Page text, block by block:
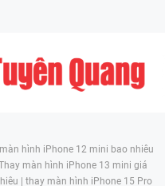
hình iPhone 12 mini bao nhiêu
màn hình iPhone 13 mini giá
| thay màn hình iPhone 15 Pro